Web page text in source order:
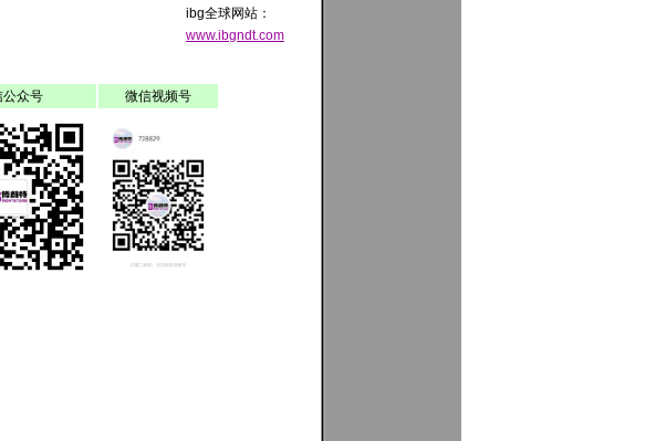
ibg全球网站：
www.ibgndt.com
公众号 微信视频号